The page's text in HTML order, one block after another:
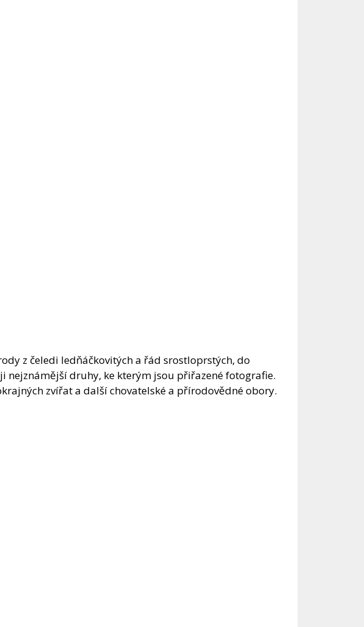
z čeledi ledňáčkovitých a řád srostloprstých, do
nejznámější druhy, ke kterým jsou přiřazené fotografie.
zvířat a další chovatelské a přírodovědné obory.